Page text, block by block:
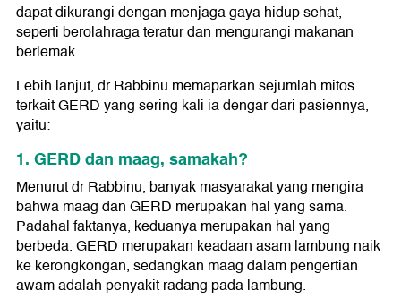
dapat dikurangi dengan menjaga gaya hidup sehat,
seperti berolahraga teratur dan mengurangi makanan
berlemak.
Lebih lanjut, dr Rabbinu memaparkan sejumlah mitos
terkait GERD yang sering kali ia dengar dari pasiennya,
yaitu:
1. GERD dan maag, samakah?
Menurut dr Rabbinu, banyak masyarakat yang mengira
bahwa maag dan GERD merupakan hal yang sama.
Padahal faktanya, keduanya merupakan hal yang
berbeda. GERD merupakan keadaan asam lambung naik
ke kerongkongan, sedangkan maag dalam pengertian
awam adalah penyakit radang pada lambung.